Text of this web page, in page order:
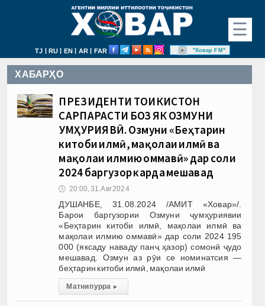
☰
TJ | RU | EN | AR | FAR "Ховар FM"
ХАБАРҲО
ПРЕЗИДЕНТИ ТОҶИКИСТОН
САРПАРАСТИ БОЗ ЯК ОЗМУНИ
ҶУМҲУРИЯВӢ. Озмуни «Беҳтарин
китоби илмӣ, мақолаи илмӣ ва
мақолаи илмию оммавӣ» дар соли
2024 баргузор карда мешавад
🕔 20:00, 31.Авг 2024
ДУШАНБЕ, 31.08.2024 /АМИТ «Ховар»/.
Барои баргузории Озмуни ҷумҳуриявии
«Беҳтарин китоби илмӣ, мақолаи илмӣ ва
мақолаи илмию оммавӣ» дар соли 2024 195
000 (яксаду наваду панҷ ҳазор) сомонӣ ҷудо
мешавад. Озмун аз рӯи се номинатсия —
беҳтарин китоби илмӣ, мақолаи илмӣ
Матни пурра ▸